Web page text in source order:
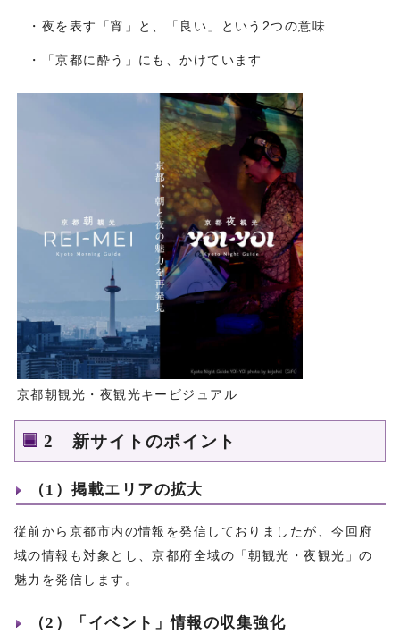
・夜を表す「宵」と、「良い」という2つの意味
・「京都に酔う」にも、かけています
京都朝観光・夜観光キービジュアル
2 新サイトのポイント
（1）掲載エリアの拡大
従前から京都市内の情報を発信しておりましたが、今回府
域の情報も対象とし、京都府全域の「朝観光・夜観光」の
魅力を発信します。
（2）「イベント」情報の収集強化